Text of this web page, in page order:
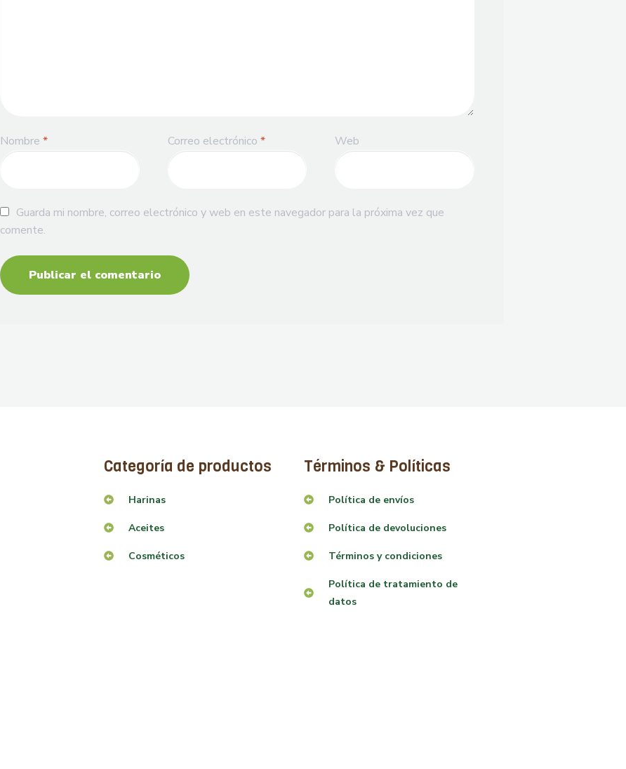
Nombre * Correo electrónico * Web
Guarda mi nombre, correo electrónico y web en este navegador para la próxima vez que
comente.
Categoría de productos
Harinas
Aceites
Cosméticos
Términos & Políticas
Política de envíos
Política de devoluciones
Términos y condiciones
Política de tratamiento de
datos